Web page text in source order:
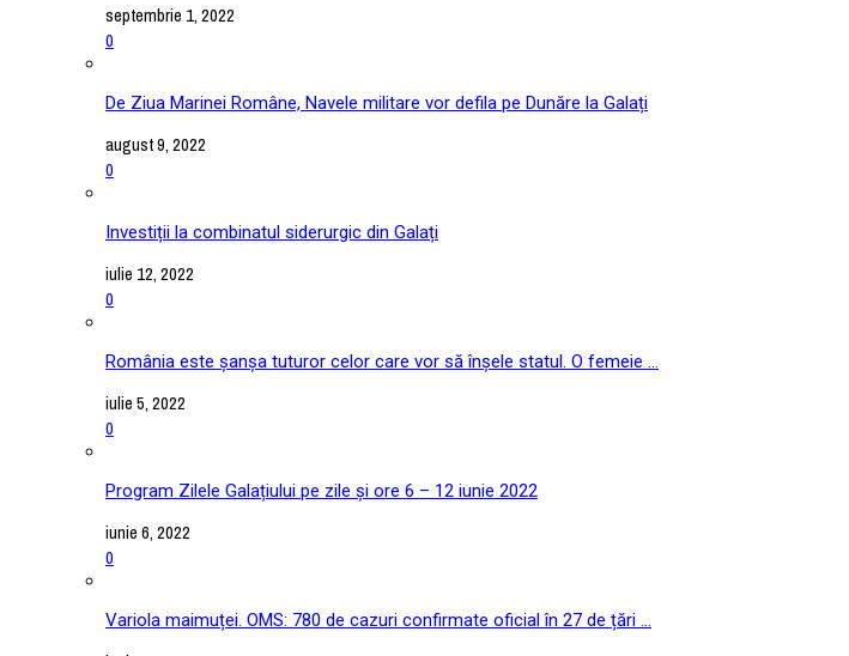
septembrie 1, 2022
0
De Ziua Marinei Române, Navele militare vor defila pe Dunăre la Galați
august 9, 2022
0
Investiții la combinatul siderurgic din Galați
iulie 12, 2022
0
România este șanșa tuturor celor care vor să înșele statul. O femeie ...
iulie 5, 2022
0
Program Zilele Galațiului pe zile și ore 6 – 12 iunie 2022
iunie 6, 2022
0
Variola maimuței. OMS: 780 de cazuri confirmate oficial în 27 de țări ...